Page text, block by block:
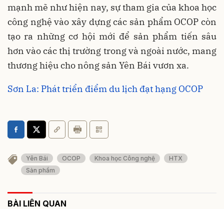
mạnh mẽ như hiện nay, sự tham gia của khoa học
công nghệ vào xây dựng các sản phẩm OCOP còn
tạo ra những cơ hội mới để sản phẩm tiến sâu
hơn vào các thị trường trong và ngoài nước, mang
thương hiệu cho nông sản Yên Bái vươn xa.
Sơn La: Phát triển điểm du lịch đạt hạng OCOP
Yên Bái OCOP Khoa học Công nghệ
HTX
Sản phẩm
BÀI LIÊN QUAN